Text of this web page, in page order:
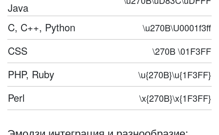
Java
C, C++, Python \u270B\U0001f3ff
CSS \270B \01F3FF
PHP, Ruby \u{270B}\u{1F3FF}
Perl \x{270B}\x{1F3FF}